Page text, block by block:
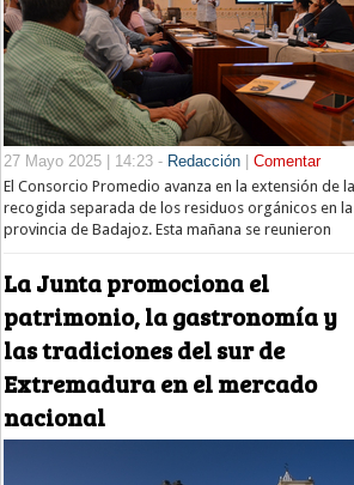
27 Mayo 2025 | 14:23 - Redacción | Comentar
El Consorcio Promedio avanza en la extensión de la
recogida separada de los residuos orgánicos en la
provincia de Badajoz. Esta mañana se reunieron
La Junta promociona el
patrimonio, la gastronomía y
las tradiciones del sur de
Extremadura en el mercado
nacional